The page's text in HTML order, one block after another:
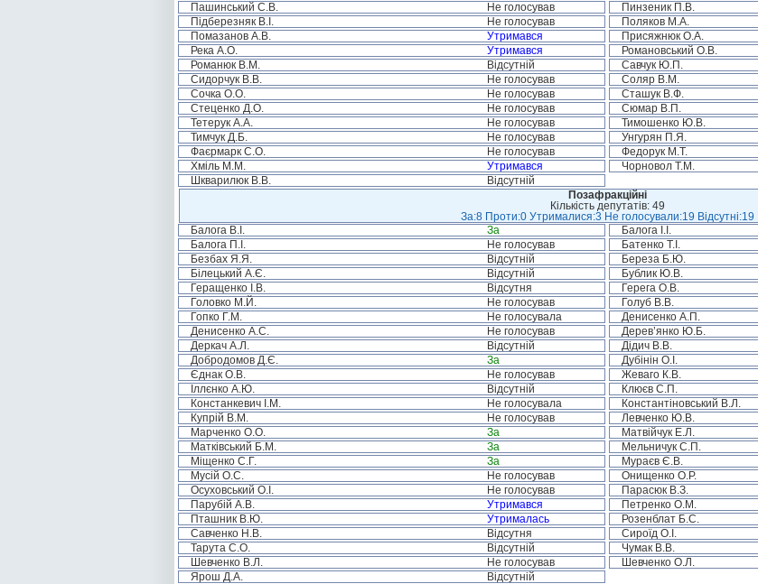
Пашинський С.В.
Не голосував Пинзеник П.В.
Підберезняк В.І.
Не голосував Поляков М.А.
Помазанов А.В.
Утримався Присяжнюк О.А.
Река А.О.
Утримався Романовський О.В.
Романюк В.М.
Відсутній Савчук Ю.П.
Сидорчук В.В.
Не голосував Соляр В.М.
Сочка О.О.
Не голосував Сташук В.Ф.
Стеценко Д.О.
Не голосував Сюмар В.П.
Тетерук А.А.
Не голосував Тимошенко Ю.В.
Тимчук Д.Б.
Не голосував Унгурян П.Я.
Фаєрмарк С.О.
Не голосував Федорук М.Т.
Хміль М.М.
Утримався Чорновол Т.М.
Шкварилюк В.В.
Відсутній
Позафракційні
Кількість депутатів: 49
За:8 Проти:0 Утрималися:3 Не голосували:19 Відсутні:19
Балога В.І.
За Балога І.І.
Балога П.І.
Не голосував Батенко Т.І.
Безбах Я.Я.
Відсутній Береза Б.Ю.
Білецький А.Є.
Відсутній Бублик Ю.В.
Геращенко І.В.
Відсутня Герега О.В.
Головко М.Й.
Не голосував Голуб В.В.
Гопко Г.М.
Не голосувала Денисенко А.П.
Денисенко А.С.
Не голосував Дерев’янко Ю.Б.
Деркач А.Л.
Відсутній Дідич В.В.
Добродомов Д.Є.
За Дубінін О.І.
Єднак О.В.
Не голосував Жеваго К.В.
Іллєнко А.Ю.
Відсутній Клюєв С.П.
Констанкевич І.М.
Не голосувала Константіновський В.Л.
Купрій В.М.
Не голосував Левченко Ю.В.
Марченко О.О.
За Матвійчук Е.Л.
Матківський Б.М.
За Мельничук С.П.
Міщенко С.Г.
За Мураєв Є.В.
Мусій О.С.
Не голосував Онищенко О.Р.
Осуховський О.І.
Не голосував Парасюк В.З.
Парубій А.В.
Утримався Петренко О.М.
Пташник В.Ю.
Утрималась Розенблат Б.С.
Савченко Н.В.
Відсутня Сироїд О.І.
Тарута С.О.
Відсутній Чумак В.В.
Шевченко В.Л.
Не голосував Шевченко О.Л.
Ярош Д.А.
Відсутній